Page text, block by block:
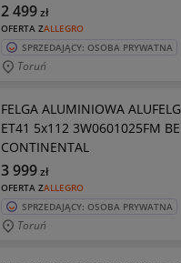
OFERTA ZALLEGRO
2 499zł
SPRZEDAJĄCY: OSOBA PRYWATNA
Toruń
FELGA ALUMINIOWA
ET41 5x112 3W0601025FM
CONTINENTAL
OFERTA ZALLEGRO
3 999zł
SPRZEDAJĄCY: OSOBA PRYWATNA
Toruń